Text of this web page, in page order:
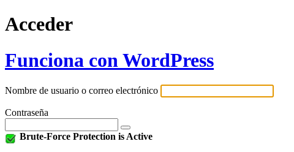
Acceder
Funciona con WordPress
Nombre de usuario o correo electrónico
Contraseña
Brute-Force Protection is Active